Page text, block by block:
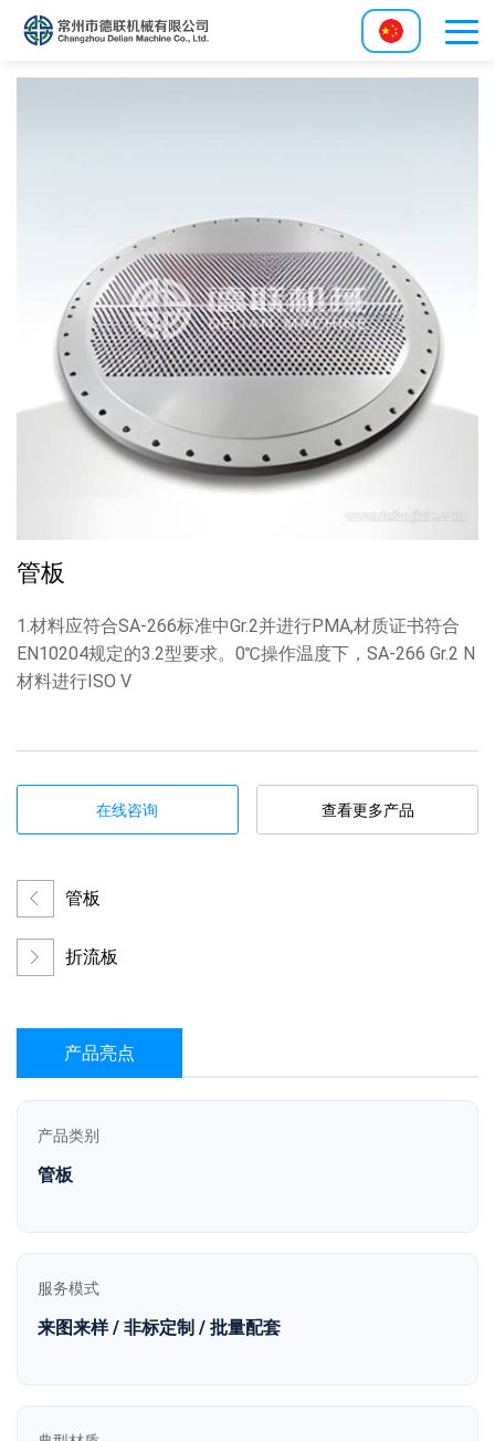
管板
1.材料应符合SA-266标准中Gr.2并进行PMA,材质证书符合
EN10204规定的3.2型要求。0℃操作温度下，SA-266 Gr.2 N
材料进行ISO V
在线咨询 查看更多产品
管板
折流板
产品亮点
产品类别
管板
服务模式
来图来样 / 非标定制 / 批量配套